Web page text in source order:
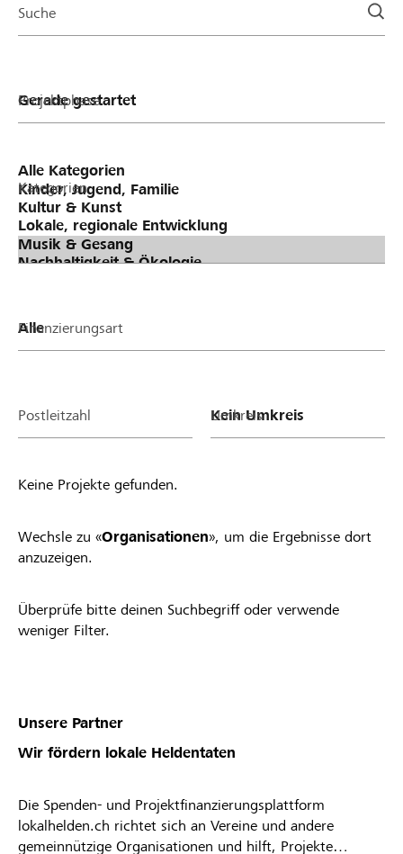
Suche
Projektphase
Kategorien
Finanzierungsart
Postleitzahl Umkreis
Keine Projekte gefunden.
Wechsle zu «Organisationen», um die Ergebnisse dort
anzuzeigen.
Überprüfe bitte deinen Suchbegriff oder verwende
weniger Filter.
Unsere Partner
Wir fördern lokale Heldentaten
Die Spenden- und Projektfinanzierungsplattform
lokalhelden.ch richtet sich an Vereine und andere
gemeinnützige Organisationen und hilft, Projekte